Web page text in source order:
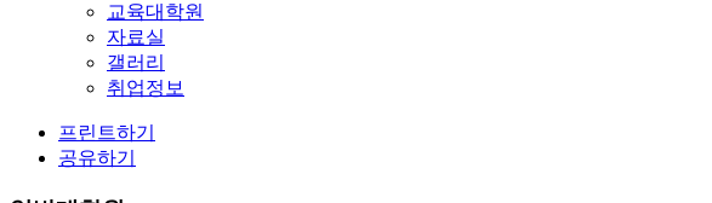
교육대학원
자료실
갤러리
취업정보
프린트하기
공유하기